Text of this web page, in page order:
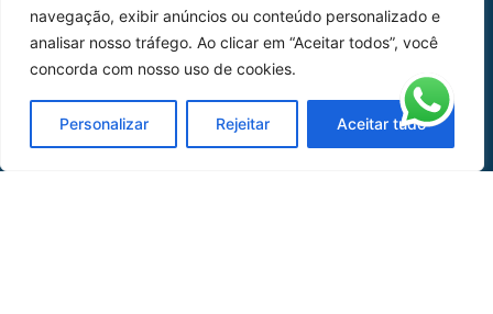
navegação, exibir anúncios ou conteúdo personalizado e
analisar nosso tráfego. Ao clicar em “Aceitar todos”, você
concorda com nosso uso de cookies.
Personalizar Rejeitar Aceitar tudo
Peças
Catálogo de Aplicações
Oficina de Mangueiras